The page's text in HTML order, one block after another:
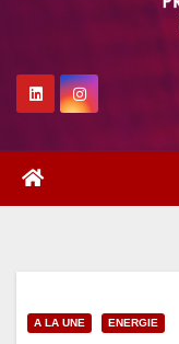
A LA UNE ENERGIE